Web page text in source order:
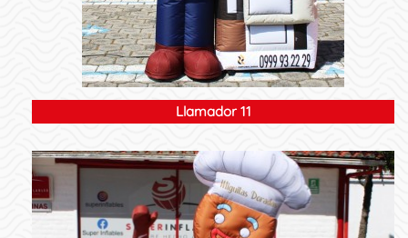
Llamador 11